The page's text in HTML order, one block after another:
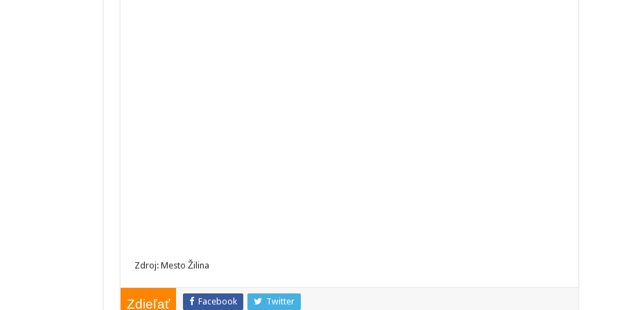
Zdroj: Mesto Žilina
Zdieľať Facebook Twitter